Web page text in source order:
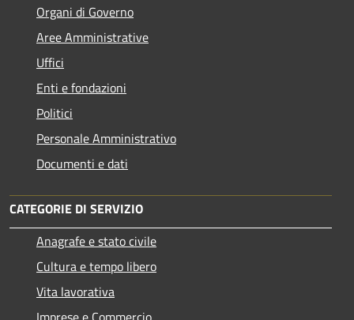
Organi di Governo
Aree Amministrative
Uffici
Enti e fondazioni
Politici
Personale Amministrativo
Documenti e dati
CATEGORIE DI SERVIZIO
Anagrafe e stato civile
Cultura e tempo libero
Vita lavorativa